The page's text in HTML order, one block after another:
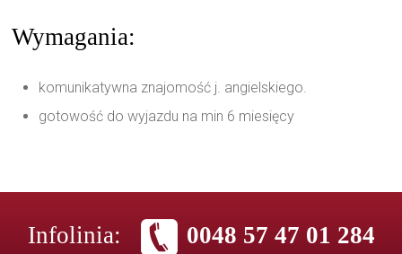
Wymagania:
komunikatywna znajomość j. angielskiego.
gotowość do wyjazdu na min 6 miesięcy
Infolinia:
0048 57 47 01 284